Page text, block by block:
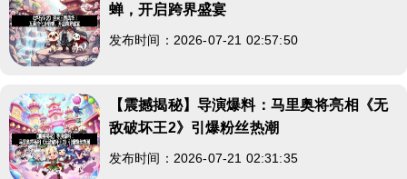
蝉，开启跨界盛宴
发布时间：2026-07-21 02:57:50
【震撼揭秘】导演爆料：马里奥将亮相《无
敌破坏王2》引爆粉丝热潮
发布时间：2026-07-21 02:31:35